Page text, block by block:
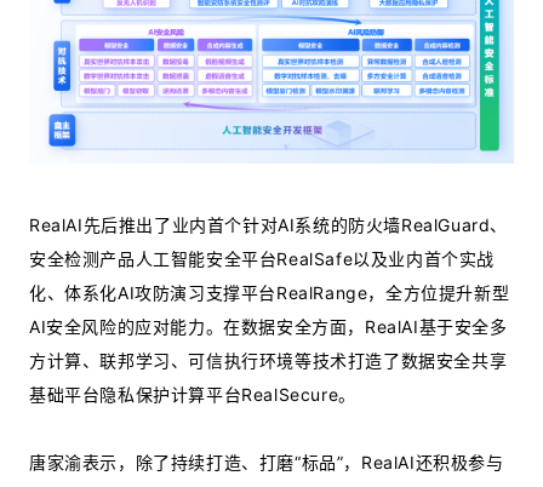
RealAI先后推出了业内首个针对AI系统的防火墙RealGuard、
安全检测产品人工智能安全平台RealSafe以及业内首个实战
化、体系化AI攻防演习支撑平台RealRange，全方位提升新型
AI安全风险的应对能力。在数据安全方面，RealAI基于安全多
方计算、联邦学习、可信执行环境等技术打造了数据安全共享
基础平台隐私保护计算平台RealSecure。
唐家渝表示，除了持续打造、打磨“标品”，RealAI还积极参与